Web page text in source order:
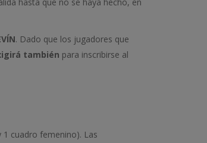
. Dado que los jugadores que
también para inscribirse al
1 cuadro femenino). Las